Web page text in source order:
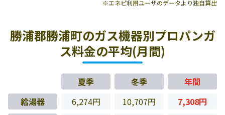
※エネピ利用ユーザのデータより独自算出
勝浦郡勝浦町のガス機器別プロパンガ
ス料金の平均(月間)
夏季 冬季
年間
給湯器
6,274円 10,707円
7,308円